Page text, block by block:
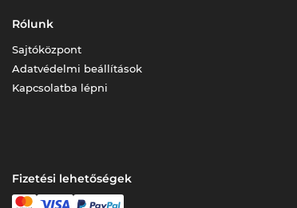
Rólunk
Sajtóközpont
Adatvédelmi beállítások
Kapcsolatba lépni
Fizetési lehetőségek